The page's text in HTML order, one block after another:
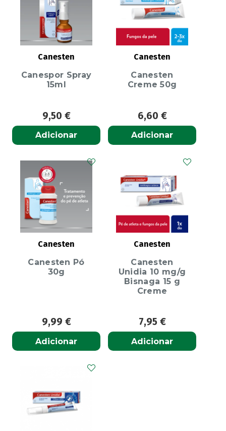
Canesten
Canespor Spray
15ml
9,50 €
Adicionar
Canesten
Canesten
Creme 50g
6,60 €
Adicionar
Canesten
Canesten Pó
30g
9,99 €
Adicionar
Canesten
Canesten
Unidia 10 mg/g
Bisnaga 15 g
Creme
7,95 €
Adicionar